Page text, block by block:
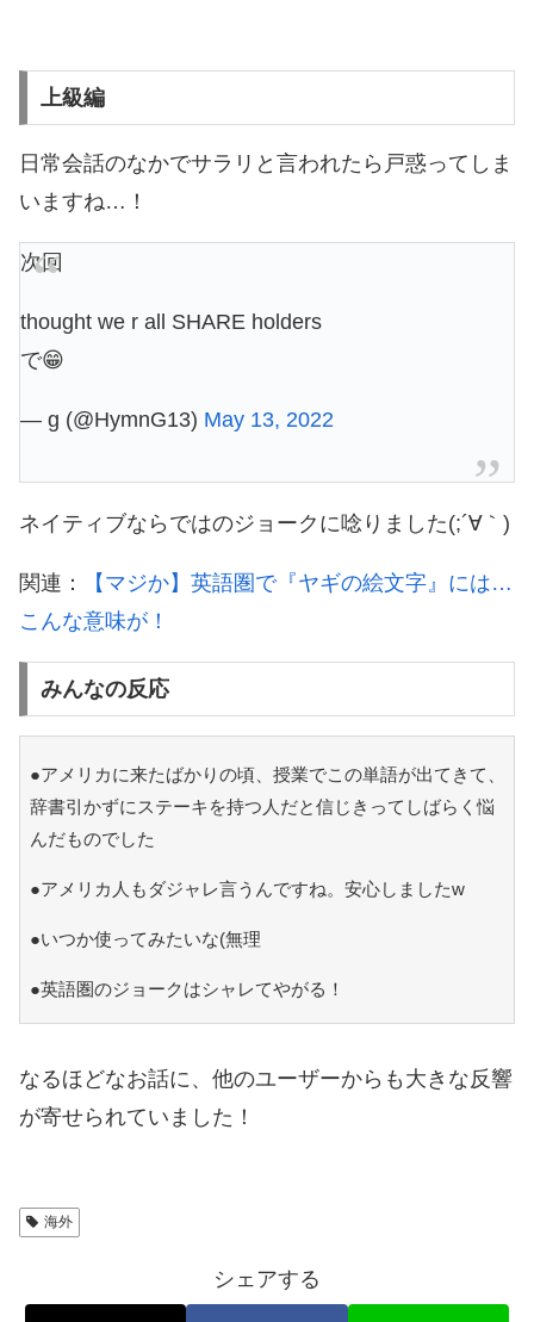
上級編
日常会話のなかでサラリと言われたら戸惑ってしま
いますね…！
次回
thought we r all SHARE holders
で😁
— g (@HymnG13) May 13, 2022
ネイティブならではのジョークに唸りました(;´∀｀)
関連：
【マジか】英語圏で『ヤギの絵文字』には…
こんな意味が！
みんなの反応
●アメリカに来たばかりの頃、授業でこの単語が出てきて、
辞書引かずにステーキを持つ人だと信じきってしばらく悩
んだものでした
●アメリカ人もダジャレ言うんですね。安心しましたw
●いつか使ってみたいな(無理
●英語圏のジョークはシャレてやがる！
なるほどなお話に、他のユーザーからも大きな反響
が寄せられていました！
海外
シェアする